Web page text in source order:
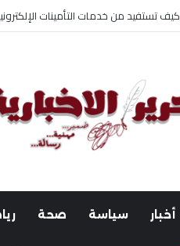
أحمد جابر حسين طه معلم القرآن لغير
أخبار سياسة صحة